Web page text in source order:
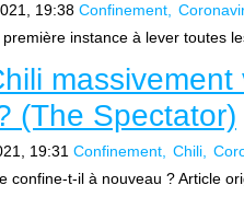
19:38 Confinement
instance à lever toutes
(The Spectator)
19:31 Confinement Chili
confine-t-il à nouveau ? Article